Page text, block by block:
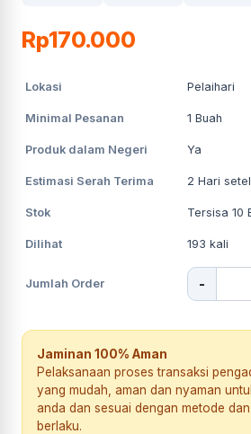
Rp170.000
Lokasi Pelaihari
Minimal Pesanan 1 Buah
Produk dalam Negeri Ya
Estimasi Serah Terima 2 Hari
Stok Tersisa 10
Dilihat 193 kali
Jumlah Order -
Jaminan 100% Aman
Pelaksanaan proses transaksi
yang mudah, aman dan nyaman
anda dan sesuai dengan metode
berlaku.